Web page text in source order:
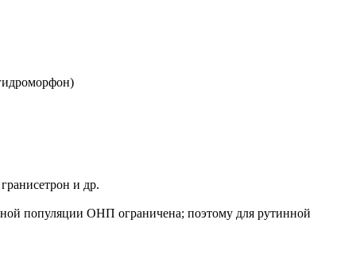
и др.
популяции ОНП ограничена; поэтому для рутинной